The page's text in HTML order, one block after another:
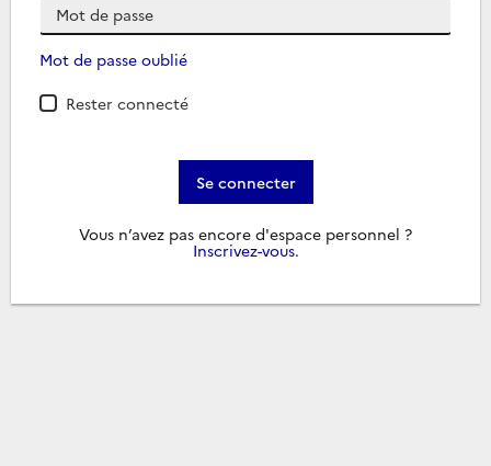
Mot de passe oublié
Rester connecté
Se connecter
Vous n’avez pas encore d'espace personnel ?
Inscrivez-vous.